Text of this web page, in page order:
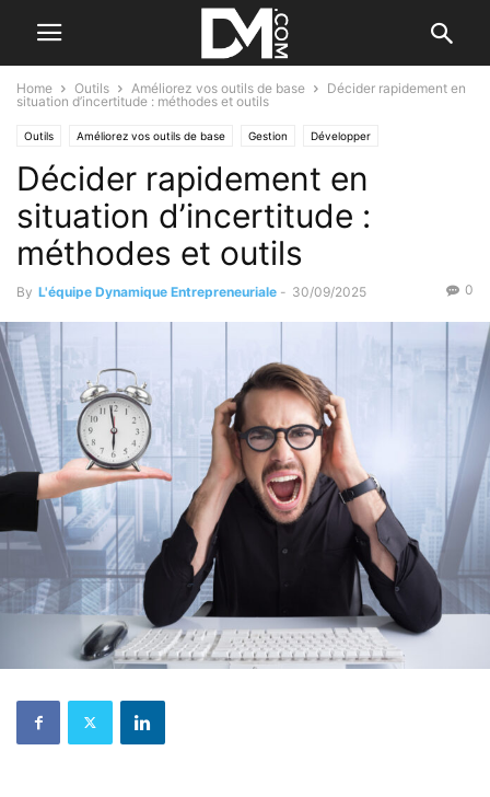
Home Outils Améliorez vos outils de base
Décider rapidement en
situation d’incertitude : méthodes et outils
Outils Améliorez vos outils de base Gestion Développer
Les autres méthodes Les difficultés Par les outils
Décider rapidement en
situation d’incertitude :
méthodes et outils
By L'équipe Dynamique Entrepreneuriale - 30/09/2025 0